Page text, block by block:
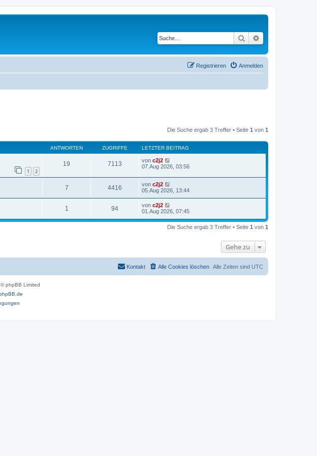
Suche
Anmelden
Registrieren
Die Suche ergab 3 Treffer • Seite 1 von 1
ANTWORTEN ZUGRIFFE LETZTER BEITRAG
1 2
19 7113 von c2j2
07.Aug 2026, 03:56
7 4416 von c2j2
05.Aug 2026, 13:44
1 94 von c2j2
01.Aug 2026, 07:45
Die Suche ergab 3 Treffer • Seite 1 von 1
Gehe zu
Alle Zeiten sind UTC
Alle Cookies löschen
Kontakt
phpBB Limited